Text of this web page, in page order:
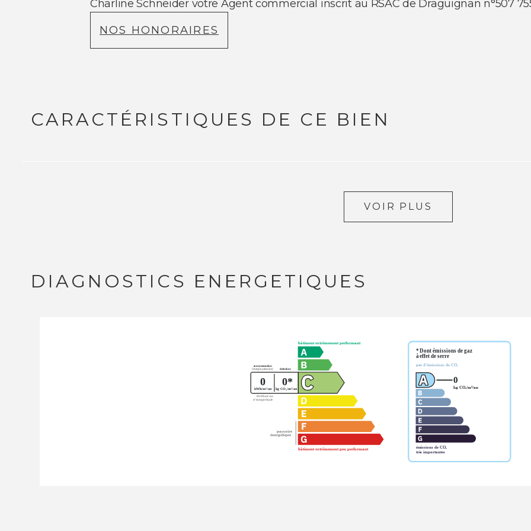
Charline Schneider votre Agent commercial inscrit au RSAC de Draguignan n°507
NOS HONORAIRES
CARACTÉRISTIQUES DE CE BIEN
VOIR PLUS
DIAGNOSTICS ENERGETIQUES